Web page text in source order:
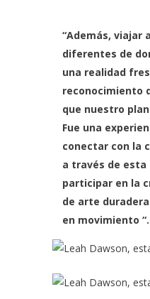
“Además, viajar
diferentes de
una realidad
reconocimiento
que nuestro
Fue una
conectar con la
a través de esta
participar en la
de arte
en movimiento “.